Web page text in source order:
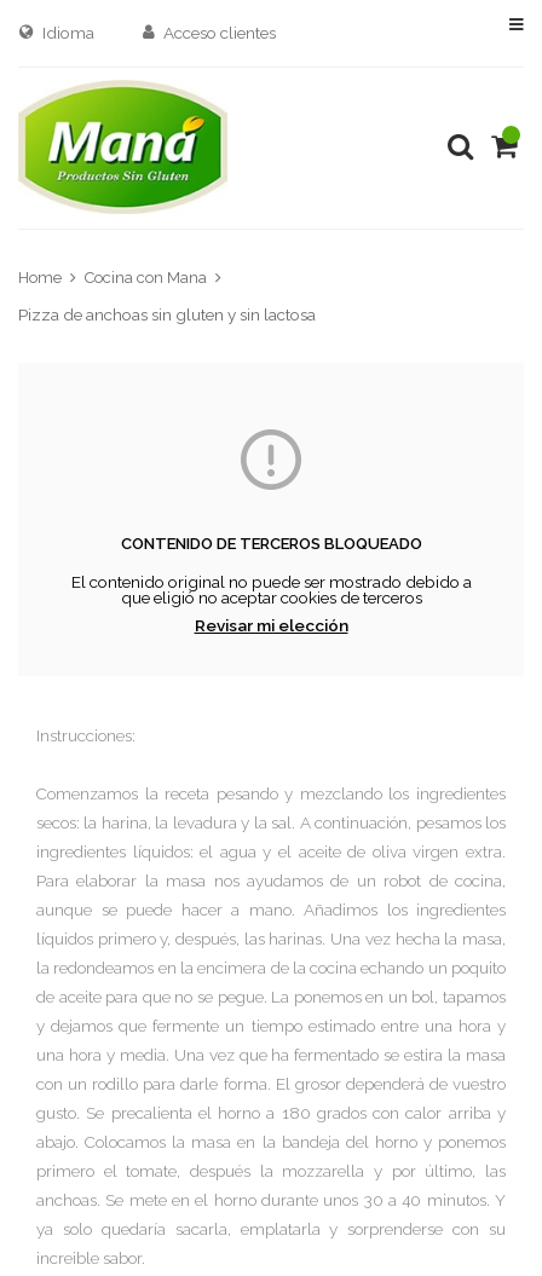
Idioma Acceso clientes
Home Cocina con Mana
Pizza de anchoas sin gluten y sin lactosa
CONTENIDO DE TERCEROS BLOQUEADO
El contenido original no puede ser mostrado debido a
que eligió no aceptar cookies de terceros
Revisar mi elección
Instrucciones:
Comenzamos la receta pesando y mezclando los ingredientes
secos: la harina, la levadura y la sal. A continuación, pesamos los
ingredientes líquidos: el agua y el aceite de oliva virgen extra.
Para elaborar la masa nos ayudamos de un robot de cocina,
aunque se puede hacer a mano. Añadimos los ingredientes
líquidos primero y, después, las harinas. Una vez hecha la masa,
la redondeamos en la encimera de la cocina echando un poquito
de aceite para que no se pegue. La ponemos en un bol, tapamos
y dejamos que fermente un tiempo estimado entre una hora y
una hora y media. Una vez que ha fermentado se estira la masa
con un rodillo para darle forma. El grosor dependerá de vuestro
gusto. Se precalienta el horno a 180 grados con calor arriba y
abajo. Colocamos la masa en la bandeja del horno y ponemos
primero el tomate, después la mozzarella y por último, las
anchoas. Se mete en el horno durante unos 30 a 40 minutos. Y
ya solo quedaría sacarla, emplatarla y sorprenderse con su
increible sabor.